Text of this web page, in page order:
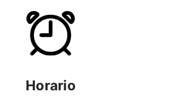
Horario